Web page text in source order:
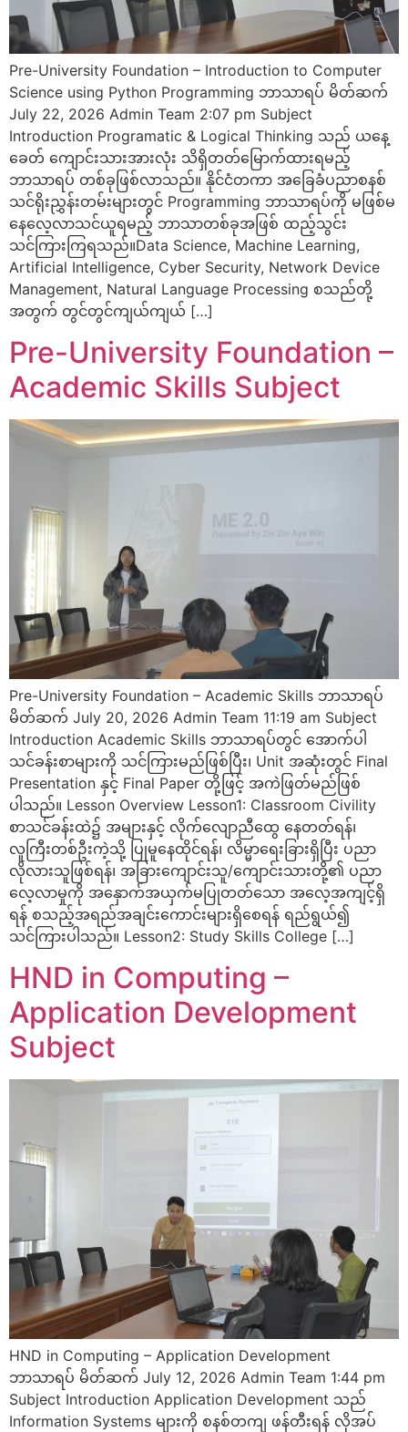
Pre-University Foundation – Introduction to Computer
Science using Python Programming ဘာသာရပ် မိတ်ဆက်
July 22, 2026 Admin Team 2:07 pm Subject
Introduction Programatic & Logical Thinking သည် ယနေ့
ခေတ် ‌ကျောင်းသားအားလုံး သိရှိတတ်မြောက်ထားရမည့်
ဘာသာရပ် တစ်ခုဖြစ်လာသည်။ နိုင်ငံတကာ အခြေခံပညာစနစ်
သင်ရိုးညွှန်းတမ်းများတွင် Programming ဘာသာရပ်ကို မဖြစ်မ
နေလေ့လာသင်ယူရမည့် ဘာသာတစ်ခုအဖြစ် ထည့်သွင်း
သင်ကြားကြရသည်။Data Science, Machine Learning,
Artificial Intelligence, Cyber Security, Network Device
Management, Natural Language Processing စသည်တို့
အတွက် တွင်တွင်ကျယ်ကျယ် […]
Pre-University Foundation –
Academic Skills Subject
Pre-University Foundation – Academic Skills ဘာသာရပ်
မိတ်ဆက် July 20, 2026 Admin Team 11:19 am Subject
Introduction Academic Skills ဘာသာရပ်တွင် အောက်ပါ
သင်ခန်းစာများကို သင်ကြားမည်ဖြစ်ပြီး၊ Unit အဆုံးတွင် Final
Presentation နှင့် Final Paper တို့ဖြင့် အကဲဖြတ်မည်ဖြစ်
ပါသည်။ Lesson Overview Lesson1: Classroom Civility
စာသင်ခန်းထဲ၌ အများနှင့် လိုက်လျောညီထွေ နေတတ်ရန်၊
လူကြီးတစ်ဦးကဲ့သို့ ပြုမူနေထိုင်ရန်၊ လိမ္မာရေးခြားရှိပြီး ပညာ
လိုလားသူဖြစ်ရန်၊ အခြားကျောင်းသူ/ကျောင်းသားတို့၏ ပညာ
လေ့လာမှုကို အနှောက်အယှက်မပြုတတ်သော အလေ့အကျင့်ရှိ
ရန် စသည့်အရည်အချင်းကောင်းများရှိစေရန် ရည်ရွယ်၍
သင်ကြားပါသည်။ Lesson2: Study Skills College […]
HND in Computing –
Application Development
Subject
HND in Computing – Application Development
ဘာသာရပ် မိတ်ဆက် July 12, 2026 Admin Team 1:44 pm
Subject Introduction Application Development သည်
Information Systems များကို စနစ်တကျ ဖန်တီးရန် လိုအပ်